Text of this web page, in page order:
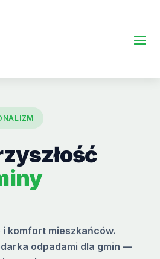
komfort mieszkańców.
odpadami dla gmin —